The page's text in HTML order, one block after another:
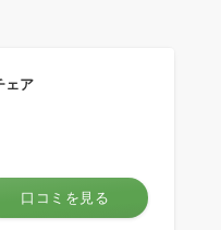
ェア
口コミを見る